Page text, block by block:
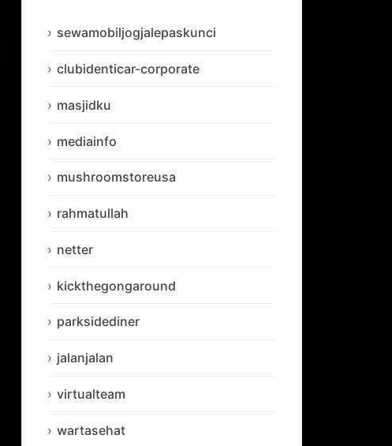
sewamobiljogjalepaskunci
clubidenticar-corporate
masjidku
mediainfo
mushroomstoreusa
rahmatullah
netter
kickthegongaround
parksidediner
jalanjalan
virtualteam
wartasehat